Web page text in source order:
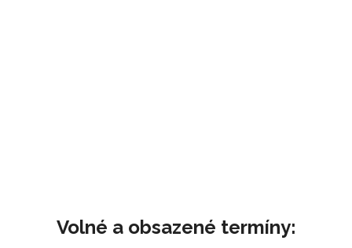
Volné a obsazené termíny: